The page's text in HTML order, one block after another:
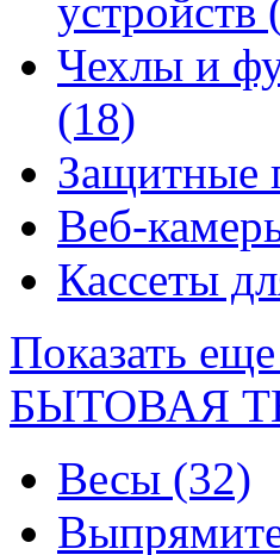
устройств
Чехлы и
(18)
Защитные
Веб-
Кассеты
Показать
БЫТОВАЯ
Весы (32)